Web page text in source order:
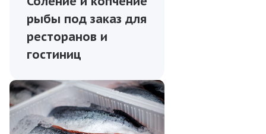
рыбы под заказ для
ресторанов и
гостиниц